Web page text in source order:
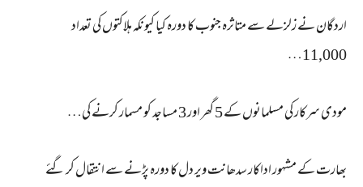
اردگان نے زلزلے سے متاثرہ جنوب کا دورہ کیا کیونکہ ہلاکتوں کی تعداد
11,000…
مودی سرکار کی مسلمانوں کے 5 گھر اور 3 مساجد کو مسمار کرنے کی…
بھارت کے مشہور اداکار سدھانت ویر دل کا دورہ پڑنے سے انتقال کر گئے